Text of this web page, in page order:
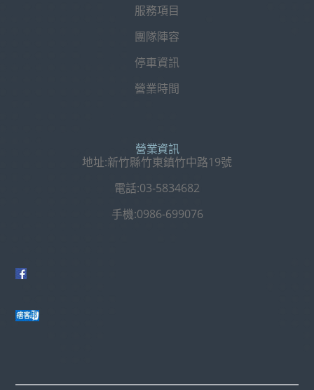
服務項目
團隊陣容
停車資訊
營業時間
營業資訊
地址:新竹縣竹東鎮竹中路19號
電話:03-5834682
手機:0986-699076